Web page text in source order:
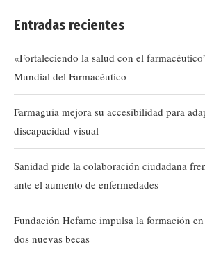
Entradas recientes
«Fortaleciendo la salud con el
Mundial del Farmacéutico
Farmaguia mejora su accesibilidad para
discapacidad visual
Sanidad pide la colaboración ciudadana
ante el aumento de enfermedades
Fundación Hefame impulsa la formación
dos nuevas becas